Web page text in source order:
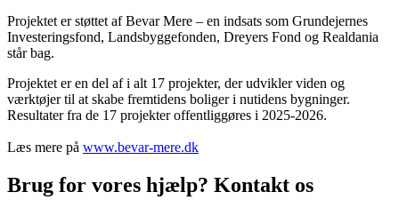
Projektet er støttet af Bevar Mere – en indsats som Grundejernes
Investeringsfond, Landsbyggefonden, Dreyers Fond og Realdania
står bag.
Projektet er en del af i alt 17 projekter, der udvikler viden og
værktøjer til at skabe fremtidens boliger i nutidens bygninger.
Resultater fra de 17 projekter offentliggøres i 2025-2026.
Læs mere på www.bevar-mere.dk
Brug for vores hjælp? Kontakt os